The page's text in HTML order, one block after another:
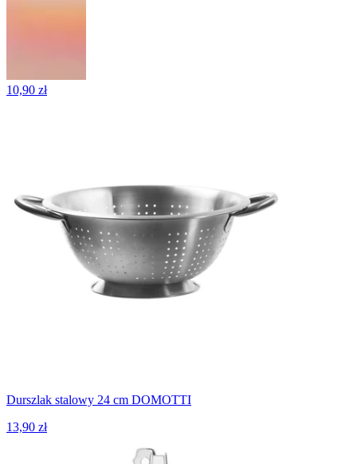
10,90 zł
Durszlak stalowy 24 cm DOMOTTI
13,90 zł